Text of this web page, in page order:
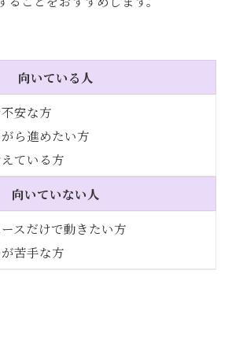
向いている人
安な方
ら進めたい方
ている方
向いていない人
スだけで動きたい方
苦手な方